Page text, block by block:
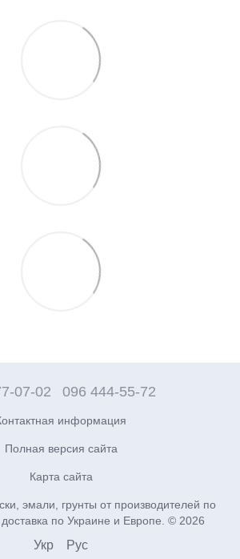
07-02 096 444-55-72
информация
Полная версия сайта
Карта сайта
эмали, грунты от производителей по
по Украине и Европе. © 2026
Укр Рус